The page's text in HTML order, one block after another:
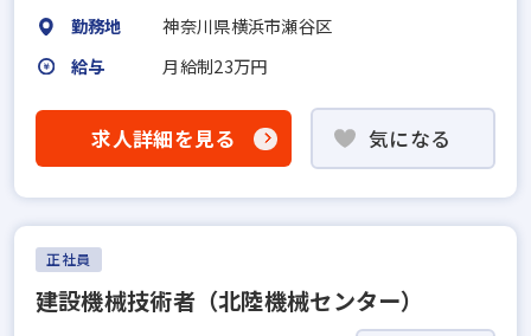
勤務地
神奈川県横浜市瀬谷区
給与
月給制23万円
求人詳細を見る 気になる
正社員
建設機械技術者（北陸機械センター）